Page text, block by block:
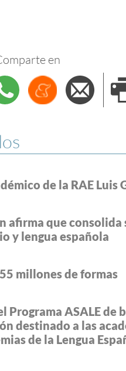
en
WhatsappMenéame
de la RAE Luis
afirma que consolida
y lengua española
millones de formas
ASALE de
destinado a las
de la Lengua